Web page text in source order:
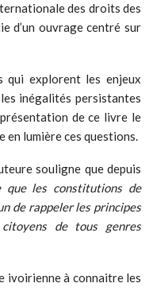
des droits des
d’un ouvrage centré sur
qui explorent les enjeux
inégalités persistantes
de ce livre le
lumière ces questions.
souligne que depuis
les constitutions de
de rappeler les principes
de tous genres
ivoirienne à connaitre les